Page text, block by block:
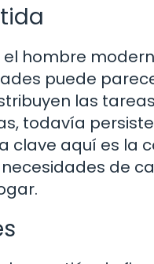
hombre
puede
las
todavía
clave aquí es la
de